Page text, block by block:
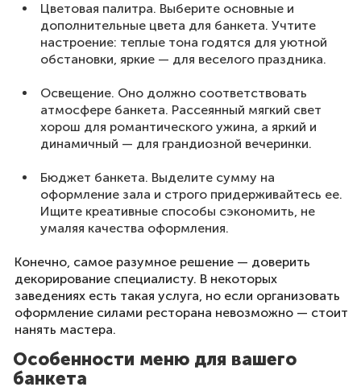
Цветовая палитра. Выберите основные и
дополнительные цвета для банкета. Учтите
настроение: теплые тона годятся для уютной
обстановки, яркие — для веселого праздника.
Освещение. Оно должно соответствовать
атмосфере банкета. Рассеянный мягкий свет
хорош для романтического ужина, а яркий и
динамичный — для грандиозной вечеринки.
Бюджет банкета. Выделите сумму на
оформление зала и строго придерживайтесь ее.
Ищите креативные способы сэкономить, не
умаляя качества оформления.
Конечно, самое разумное решение — доверить
декорирование специалисту. В некоторых
заведениях есть такая услуга, но если организовать
оформление силами ресторана невозможно — стоит
нанять мастера.
Особенности меню для вашего
банкета